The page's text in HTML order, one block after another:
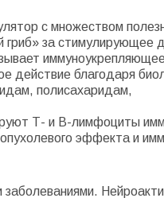
с множеством
гриб» за стимулирующее
действие благодаря
полисахаридам,
Т- и В-лимфоциты
эффекта и